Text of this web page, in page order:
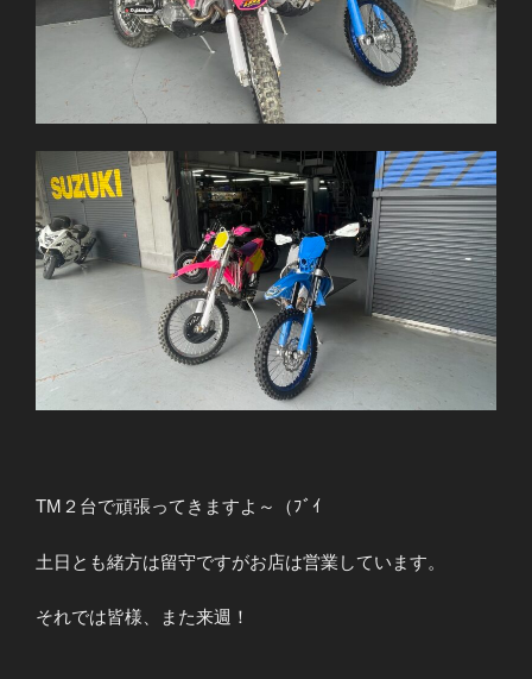
TM２台で頑張ってきますよ～（ﾌﾞｲ
土日とも緒方は留守ですがお店は営業しています。
それでは皆様、また来週！